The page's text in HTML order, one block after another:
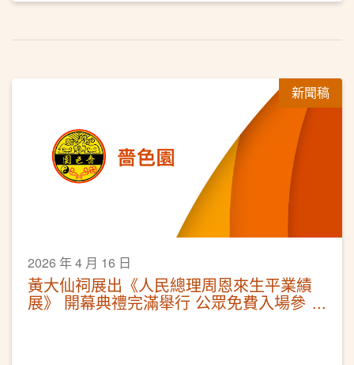
新聞稿
2026 年 4 月 16 日
黃大仙祠展出《人民總理周恩來生平業績
展》 開幕典禮完滿舉行 公眾免費入場參